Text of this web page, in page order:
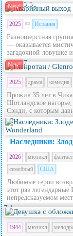
New! 5.5
2025 Испания
Разношерстная
— оказывается
загадочной ловушке
New! 7
2025 драма комедия
Прожив 35 лет в
Шотландское
Сэнди, с которым
5.6
Наследники:
2026 мюзикл
семейный
США
Любимые герои
этот раз
непредсказуемом
7.1
1944 мюзикл